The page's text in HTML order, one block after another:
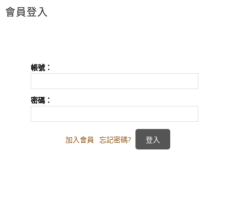
會員登入
帳號：
密碼：
加入會員 忘記密碼?